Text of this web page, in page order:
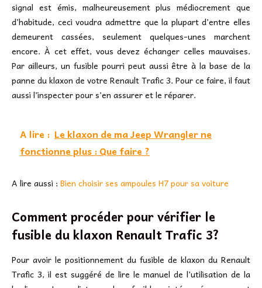
signal est émis, malheureusement plus médiocrement que
d’habitude, ceci voudra admettre que la plupart d’entre elles
demeurent cassées, seulement quelques-unes marchent
encore. À cet effet, vous devez échanger celles mauvaises.
Par ailleurs, un fusible pourri peut aussi être à la base de la
panne du klaxon de votre Renault Trafic 3. Pour ce faire, il faut
aussi l’inspecter pour s’en assurer et le réparer.
A lire : Le klaxon de ma Jeep Wrangler ne
fonctionne plus : Que faire ?
A lire aussi : Bien choisir ses ampoules H7 pour sa voiture
Comment procéder pour vérifier le
fusible du klaxon Renault Trafic 3?
Pour avoir le positionnement du fusible de klaxon du Renault
Trafic 3, il est suggéré de lire le manuel de l’utilisation de la